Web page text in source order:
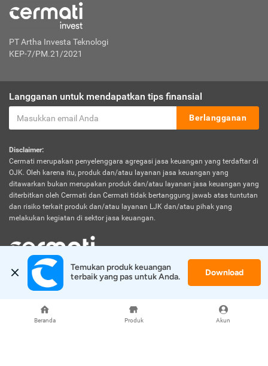
Beranda Produk Akun
PT Artha Investa Teknologi
KEP-7/PM.21/2021
Langganan untuk mendapatkan tips finansial
Berlangganan
Disclaimer:
Cermati merupakan penyelenggara agregasi jasa keuangan yang terdaftar di
OJK. Oleh karena itu, produk dan/atau layanan jasa keuangan yang
ditawarkan bukan merupakan produk dan/atau layanan jasa keuangan yang
diterbitkan oleh Cermati dan Cermati tidak bertanggung jawab atas tuntutan
dan risiko terkait produk dan/atau layanan LJK dan/atau pihak yang
melakukan kegiatan di sektor jasa keuangan.
© 2026 Cermati. All Rights Reserved.
Temukan produk keuangan
terbaik yang pas untuk Anda.
Download